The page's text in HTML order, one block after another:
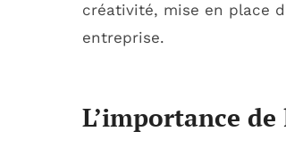
créativité, mise en place
entreprise.
L’importance